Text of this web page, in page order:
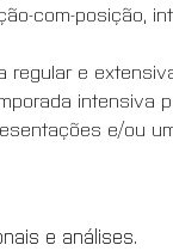
com-posição,
e
intensiva
e/ou
e análises.